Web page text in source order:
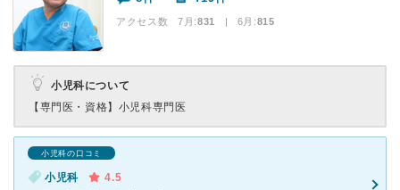
アクセス数 7月:831 | 6月:815
小児科について
【専門医・資格】 小児科専門医
小児科の口コミ
小児科
4.5